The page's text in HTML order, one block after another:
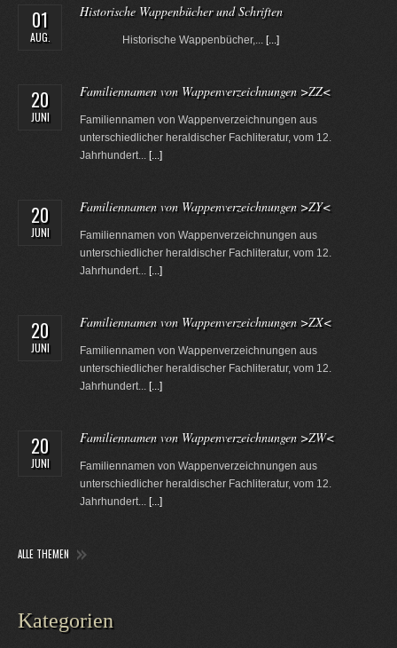
01
AUG.
Historische Wappenbücher und Schriften
Historische Wappenbücher,... [...]
20
JUNI
Familiennamen von Wappenverzeichnungen >ZZ<
Familiennamen von Wappenverzeichnungen aus
unterschiedlicher heraldischer Fachliteratur, vom 12.
Jahrhundert... [...]
20
JUNI
Familiennamen von Wappenverzeichnungen >ZY<
Familiennamen von Wappenverzeichnungen aus
unterschiedlicher heraldischer Fachliteratur, vom 12.
Jahrhundert... [...]
20
JUNI
Familiennamen von Wappenverzeichnungen >ZX<
Familiennamen von Wappenverzeichnungen aus
unterschiedlicher heraldischer Fachliteratur, vom 12.
Jahrhundert... [...]
20
JUNI
Familiennamen von Wappenverzeichnungen >ZW<
Familiennamen von Wappenverzeichnungen aus
unterschiedlicher heraldischer Fachliteratur, vom 12.
Jahrhundert... [...]
ALLE THEMEN
Kategorien